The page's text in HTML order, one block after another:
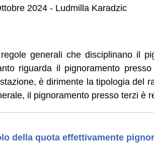
2024 - Ludmilla Karadzic
generali che disciplinano il
riguarda il pignoramento
è dirimente la tipologia del
il pignoramento presso terzi è
della quota effettivamente